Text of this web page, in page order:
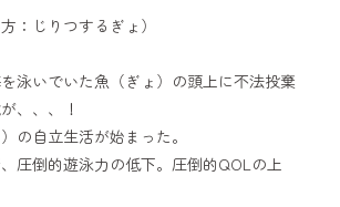
：じりつするぎょ）
泳いでいた魚（ぎょ）の頭上に不法投棄
、、、！
の自立生活が始まった。
圧倒的遊泳力の低下。圧倒的QOLの上